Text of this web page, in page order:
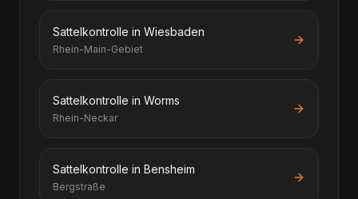
Sattelkontrolle in Wiesbaden
Rhein-Main-Gebiet
Sattelkontrolle in Worms
Rhein-Neckar
Sattelkontrolle in Bensheim
Bergstraße